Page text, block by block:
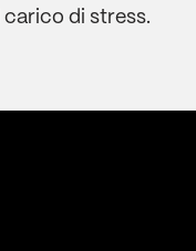
di stress.